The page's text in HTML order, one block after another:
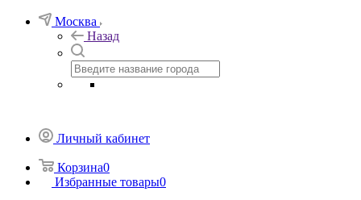
Москва
Назад
Личный кабинет
Корзина0
Избранные товары0